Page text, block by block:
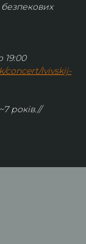
19:00
concert/lvivskij-
років.//